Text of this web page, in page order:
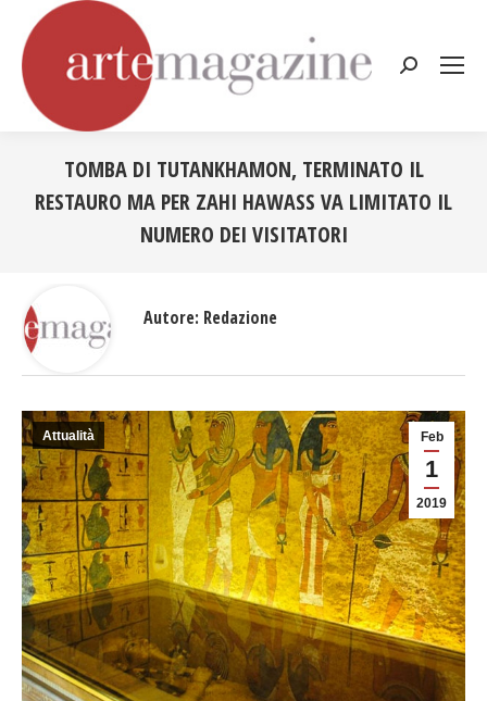
Cerca:
TOMBA DI TUTANKHAMON, TERMINATO IL
RESTAURO MA PER ZAHI HAWASS VA LIMITATO IL
NUMERO DEI VISITATORI
Feb
1
2019
Attualità
Autore: Redazione